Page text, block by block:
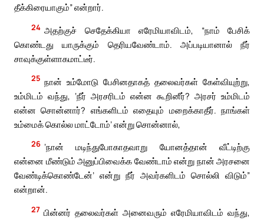
தீக்கிரையாகும்” என்றார்.
24 அதற்குச் செதேக்கியா எரேமியாவிடம், “நாம் பேசிக்
கொண்டது யாருக்கும் தெரியவேண்டாம். அப்படியானால் நீர்
சாவுக்குள்ளாகமாட்டீர்.
25 நான் உம்மோடு பேசினதாகத் தலைவர்கள் கேள்வியுற்று,
உம்மிடம் வந்து, ‘நீர் அரசரிடம் என்ன கூறினீர்? அரசர் உம்மிடம்
என்ன சொன்னார்? எங்களிடம் எதையும் மறைக்காதீர். நாங்கள்
உம்மைக் கொல்ல மாட்டோம்’ என்று சொன்னால்,
26 ‘நான் மடிந்துபோகாதவாறு யோனத்தான் வீட்டிற்கு
என்னை மீண்டும் அனுப்பிவைக்க வேண்டாம் என்று நான் அரசனை
வேண்டிக்கொண்டேன்’ என்று நீர் அவர்களிடம் சொல்லி விடும்”
என்றான்.
27 பின்னர் தலைவர்கள் அனைவரும் எரேமியாவிடம் வந்து,